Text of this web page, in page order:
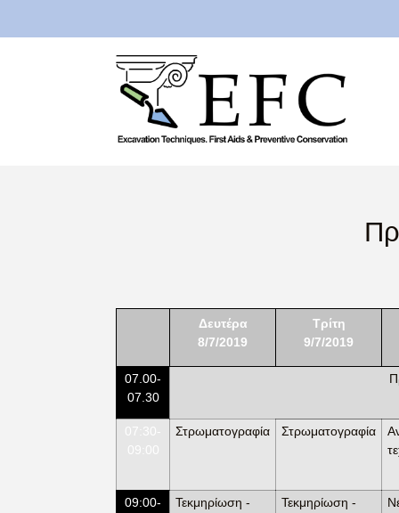
Δευτέρα
8/7/2019
Τρίτη
9/7/2019
07.00-
07.30
07:30-
09:00
Στρωματογραφία Στρωματογραφία
09:00-
Τεκμηρίωση -
Τεκμηρίωση -